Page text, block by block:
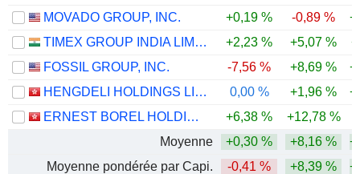
MOVADO GROUP, INC.
+0,19 % -0,89 %
TIMEX GROUP INDIA LIMITED
+2,23 % +5,07 %
FOSSIL GROUP, INC.
-7,56 % +8,69 %
HENGDELI HOLDINGS LIMITED
0,00 % +1,96 %
ERNEST BOREL HOLDINGS LIMITED
+6,38 % +12,78 %
Moyenne
+0,30 % +8,16 %
Moyenne pondérée par Capi.
-0,41 % +8,39 %